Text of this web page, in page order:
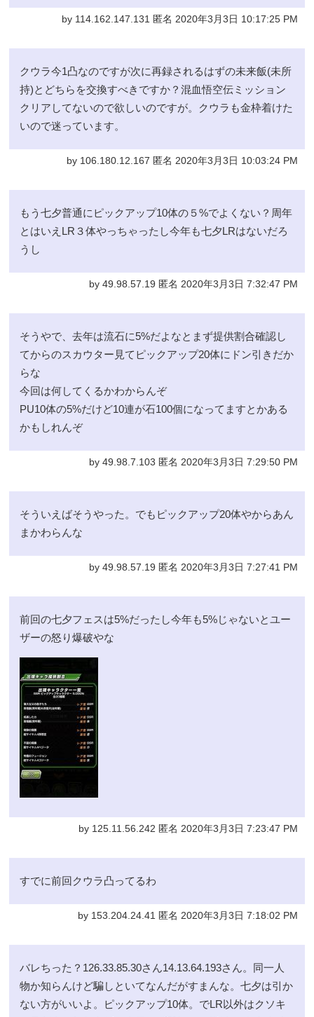
by 114.162.147.131 匿名 2020年3月3日 10:17:25 PM
クウラ今1凸なのですが次に再録されるはずの未来飯(未所
持)とどちらを交換すべきですか？混血悟空伝ミッション
クリアしてないので欲しいのですが。クウラも金枠着けた
いので迷っています。
by 106.180.12.167 匿名 2020年3月3日 10:03:24 PM
もう七夕普通にピックアップ10体の５%でよくない？周年
とはいえLR３体やっちゃったし今年も七夕LRはないだろ
うし
by 49.98.57.19 匿名 2020年3月3日 7:32:47 PM
そうやで、去年は流石に5%だよなとまず提供割合確認し
てからのスカウター見てピックアップ20体にドン引きだか
らな
今回は何してくるかわからんぞ
PU10体の5%だけど10連が石100個になってますとかある
かもしれんぞ
by 49.98.7.103 匿名 2020年3月3日 7:29:50 PM
そういえばそうやった。でもピックアップ20体やからあん
まかわらんな
by 49.98.57.19 匿名 2020年3月3日 7:27:41 PM
前回の七夕フェスは5%だったし今年も5%じゃないとユー
ザーの怒り爆破やな
by 125.11.56.242 匿名 2020年3月3日 7:23:47 PM
すでに前回クウラ凸ってるわ
by 153.204.24.41 匿名 2020年3月3日 7:18:02 PM
バレちった？126.33.85.30さん14.13.64.193さん。同一人
物か知らんけど騙しといてなんだがすまんな。七夕は引か
ない方がいいよ。ピックアップ10体。でLR以外はクソキ